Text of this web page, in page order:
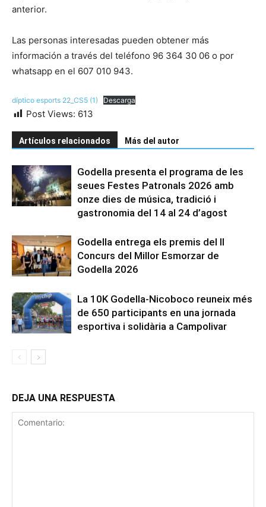
anterior.
Las personas interesadas pueden obtener más
información a través del teléfono 96 364 30 06 o por
whatsapp en el 607 010 943.
díptico esports 22_CS5 (1) Descarga
Post Views: 613
Artículos relacionados Más del autor
Godella presenta el programa de les
seues Festes Patronals 2026 amb
onze dies de música, tradició i
gastronomia del 14 al 24 d’agost
Godella entrega els premis del II
Concurs del Millor Esmorzar de
Godella 2026
La 10K Godella-Nicoboco reuneix més
de 650 participants en una jornada
esportiva i solidària a Campolivar
DEJA UNA RESPUESTA